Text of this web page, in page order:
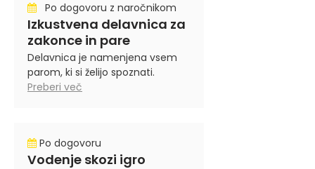
Po dogovoru z naročnikom
Izkustvena delavnica za
zakonce in pare
Delavnica je namenjena vsem
parom, ki si želijo spoznati.
Preberi več
Po dogovoru
Vodenje skozi igro